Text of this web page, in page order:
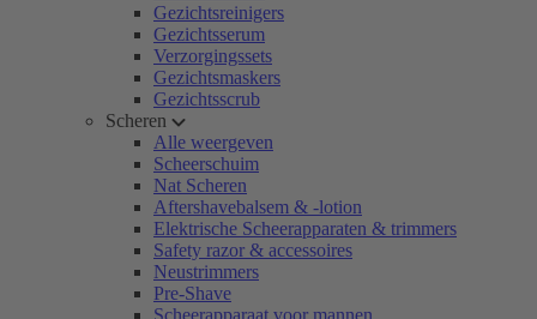
Gezichtsreinigers
Gezichtsserum
Verzorgingssets
Gezichtsmaskers
Gezichtsscrub
Scheren
Alle weergeven
Scheerschuim
Nat Scheren
Aftershavebalsem & -lotion
Elektrische Scheerapparaten & trimmers
Safety razor & accessoires
Neustrimmers
Pre-Shave
Scheerapparaat voor mannen